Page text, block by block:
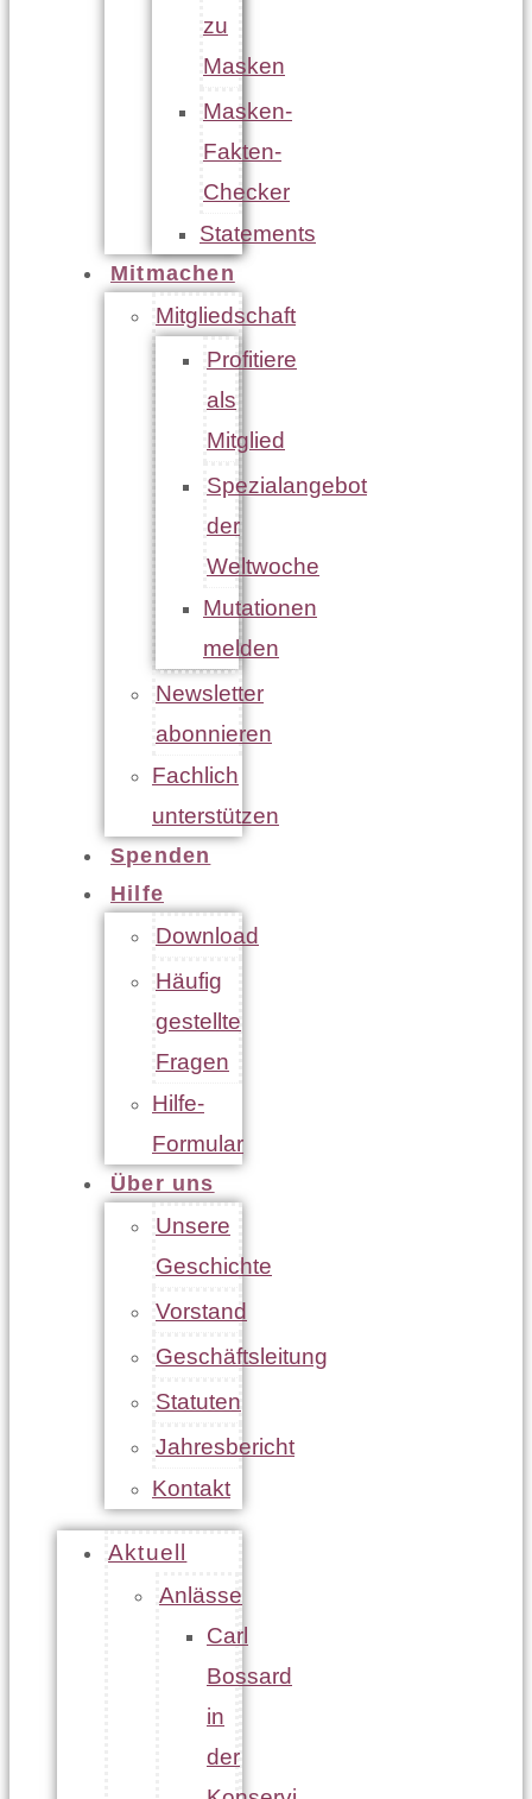
zu
Masken
Masken-
Fakten-
Checker
Statements
Mitmachen
Mitgliedschaft
Profitiere
als
Mitglied
Spezialangebot
der
Weltwoche
Mutationen
melden
Newsletter
abonnieren
Fachlich
unterstützen
Spenden
Hilfe
Download
Häufig
gestellte
Fragen
Hilfe-
Formular
Über uns
Unsere
Geschichte
Vorstand
Geschäftsleitung
Statuten
Jahresbericht
Kontakt
Aktuell
Anlässe
Carl
Bossard
in
der